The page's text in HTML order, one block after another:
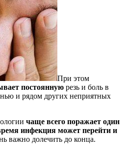
При этом
постоянную резь и боль в
и рядом других неприятных
чаще всего поражает один
инфекция может перейти и
важно долечить до конца.